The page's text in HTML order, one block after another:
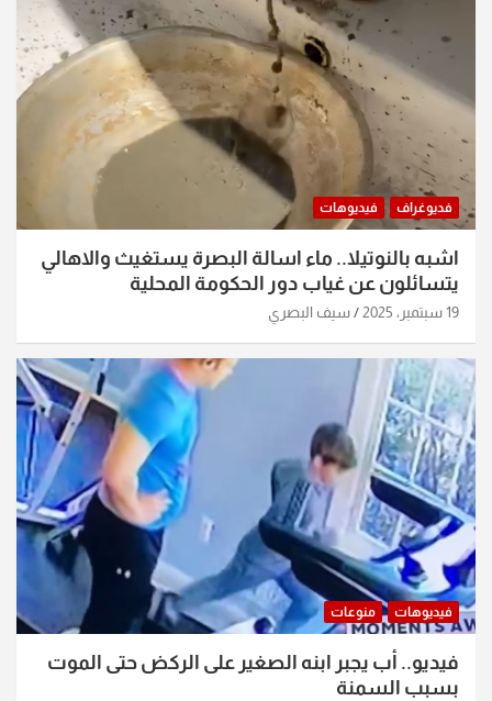
فديوغراف فيديوهات
اشبه بالنوتيلا.. ماء اسالة البصرة يستغيث والاهالي
يتسائلون عن غياب دور الحكومة المحلية
19 سبتمبر، 2025 سيف البصري
فيديوهات منوعات
فيديو.. أب يجبر ابنه الصغير على الركض حتى الموت
بسبب السمنة